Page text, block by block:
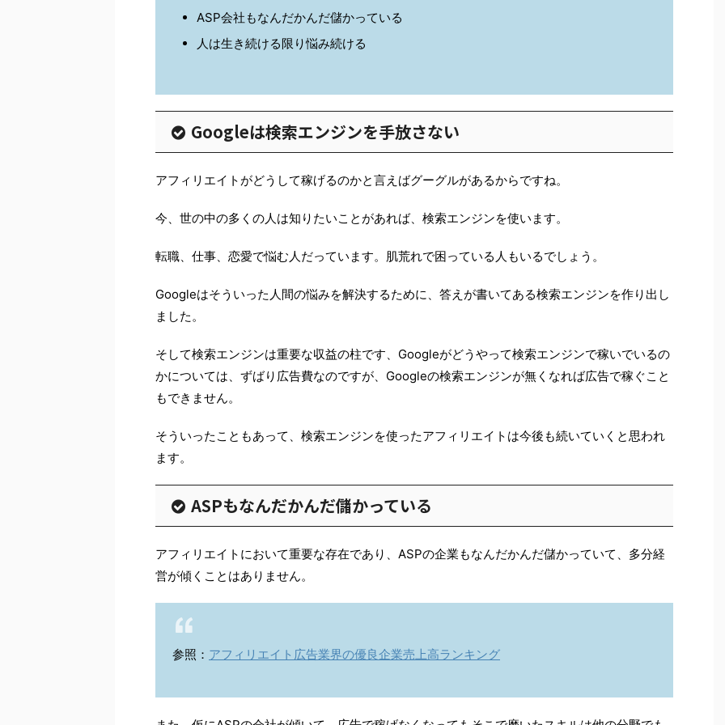
ASP会社もなんだかんだ儲かっている
人は生き続ける限り悩み続ける
Googleは検索エンジンを手放さない
アフィリエイトがどうして稼げるのかと言えばグーグルがあるからですね。
今、世の中の多くの人は知りたいことがあれば、検索エンジンを使います。
転職、仕事、恋愛で悩む人だっています。肌荒れで困っている人もいるでしょう。
Googleはそういった人間の悩みを解決するために、答えが書いてある検索エンジンを作り出し
ました。
そして検索エンジンは重要な収益の柱です、Googleがどうやって検索エンジンで稼いでいるの
かについては、ずばり広告費なのですが、Googleの検索エンジンが無くなれば広告で稼ぐこと
もできません。
そういったこともあって、検索エンジンを使ったアフィリエイトは今後も続いていくと思われ
ます。
ASPもなんだかんだ儲かっている
アフィリエイトにおいて重要な存在であり、ASPの企業もなんだかんだ儲かっていて、多分経
営が傾くことはありません。
参照： アフィリエイト広告業界の優良企業売上高ランキング